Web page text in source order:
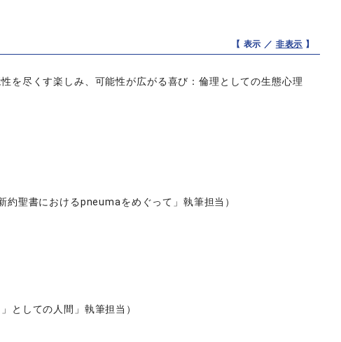
【 表示 ／ 非表示 】
を尽くす楽しみ、可能性が広がる喜び：倫理としての生態心理
聖書におけるpneumaをめぐって」執筆担当）
としての人間」執筆担当）